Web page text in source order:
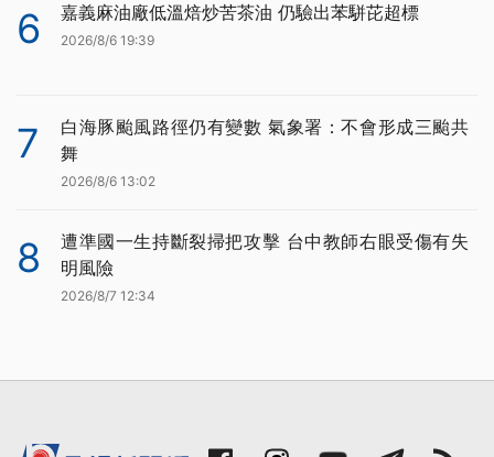
6 嘉義麻油廠低溫焙炒苦茶油 仍驗出苯駢芘超標
2026/8/6 19:39
7
白海豚颱風路徑仍有變數 氣象署：不會形成三颱共
舞
2026/8/6 13:02
8
遭準國一生持斷裂掃把攻擊 台中教師右眼受傷有失
明風險
2026/8/7 12:34